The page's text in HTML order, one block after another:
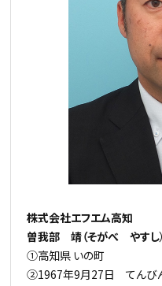
株式会社エフエム高知
曽我部 靖（そがべ やすし）
①高知県 いの町
②1967年9月27日 てんび